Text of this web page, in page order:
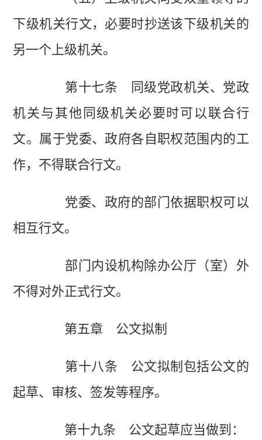
下级机关行文，必要时抄送该下级机关的
另一个上级机关。
第十七条 同级党政机关、党政
机关与其他同级机关必要时可以联合行
文。属于党委、政府各自职权范围内的工
作，不得联合行文。
党委、政府的部门依据职权可以
相互行文。
部门内设机构除办公厅（室）外
不得对外正式行文。
第五章 公文拟制
第十八条 公文拟制包括公文的
起草、审核、签发等程序。
第十九条 公文起草应当做到：